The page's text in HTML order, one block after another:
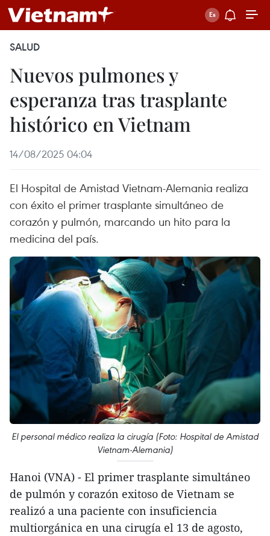
SALUD
Nuevos pulmones y
esperanza tras trasplante
histórico en Vietnam
14/08/2025 04:04
El Hospital de Amistad Vietnam-Alemania realiza
con éxito el primer trasplante simultáneo de
corazón y pulmón, marcando un hito para la
medicina del país.
El personal médico realiza la cirugía (Foto: Hospital de Amistad
Vietnam-Alemania)
Hanoi (VNA) - El primer trasplante simultáneo
de pulmón y corazón exitoso de Vietnam se
realizó a una paciente con insuficiencia
multiorgánica en una cirugía el 13 de agosto,